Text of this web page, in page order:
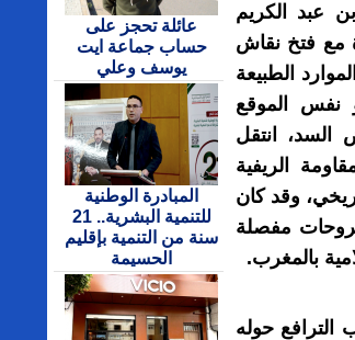
عبد الكريم
مع فتخ نقاش
الطبيعة
نفس الموقع
السد، انتقل
الريفية
وقد كان
مفصلة
بالمغرب.
الترافع حوله
عائلة تحجز على
حساب جماعة ايت
يوسف وعلي
المبادرة الوطنية
للتنمية البشرية.. 21
سنة من التنمية بإقليم
الحسيمة